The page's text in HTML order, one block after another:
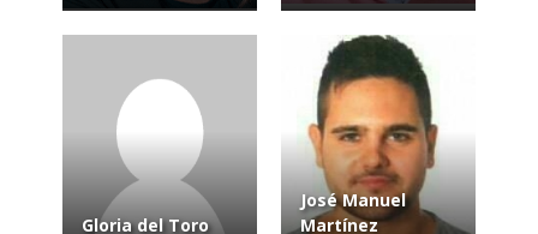
Gloria del Toro
José Manuel
Martínez